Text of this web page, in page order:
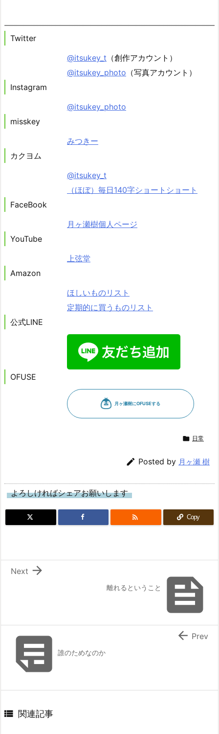
Twitter
@itsukey_t （創作アカウント）
@itsukey_photo （写真アカウント）
Instagram
@itsukey_photo
misskey
みつきー
カクヨム
@itsukey_t
（ほぼ）毎日140字ショートショート
FaceBook
月ヶ瀬樹個人ページ
YouTube
上弦堂
Amazon
ほしいものリスト
定期的に買うものリスト
公式LINE
OFUSE
 日常
 Posted by 月ヶ瀬 樹
よろしければシェアお願いします
 Copy

離れるということ

Next
誰のためなのか
 Prev
 関連記事